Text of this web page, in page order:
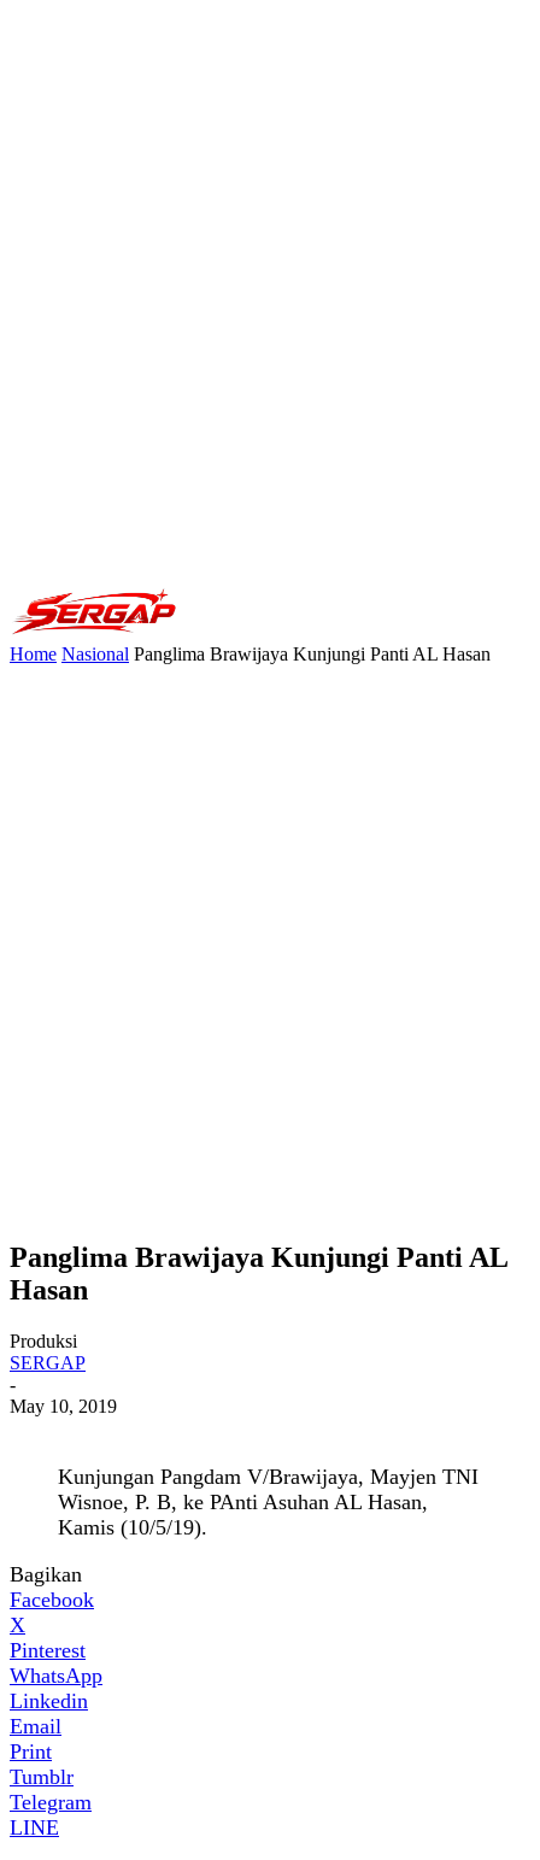
Home Nasional Panglima Brawijaya Kunjungi Panti AL Hasan
Panglima Brawijaya Kunjungi Panti AL
Hasan
Produksi
SERGAP
-
May 10, 2019
Kunjungan Pangdam V/Brawijaya, Mayjen TNI
Wisnoe, P. B, ke PAnti Asuhan AL Hasan,
Kamis (10/5/19).
Bagikan
Facebook
X
Pinterest
WhatsApp
Linkedin
Email
Print
Tumblr
Telegram
LINE